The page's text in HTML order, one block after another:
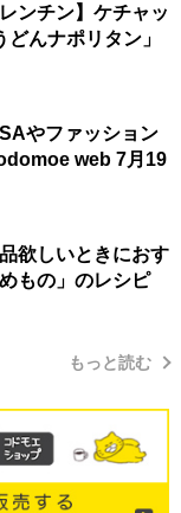
ンチン】ケチャッ
んナポリタン」
やファッション
web 7月19
欲しいときにおす
もの」のレシピ
もっと読む